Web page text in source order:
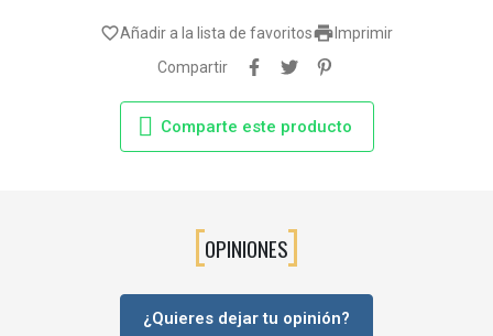
 Imprimir
favorite_borderAñadir a la lista de favoritos
Compartir
Comparte este producto
OPINIONES
¿Quieres dejar tu opinión?